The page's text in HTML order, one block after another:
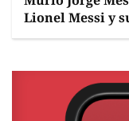
Lionel Messi y